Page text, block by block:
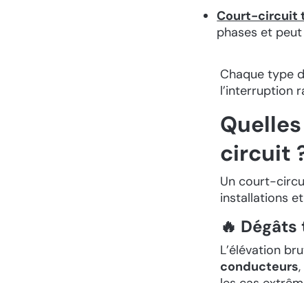
Court-circuit
phases et
Chaque type
l’interruption
circuit
Un court-
installations
🔥
L’élévation
conducteurs